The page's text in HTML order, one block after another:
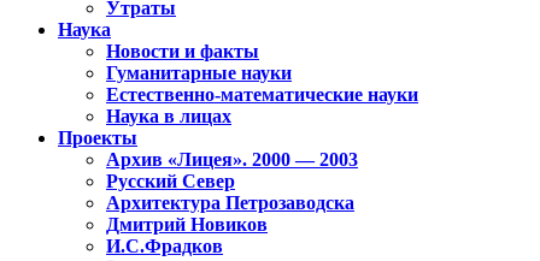
Утраты
Наука
Новости и факты
Гуманитарные науки
Естественно-математические науки
Наука в лицах
Проекты
Архив «Лицея». 2000 — 2003
Русский Север
Архитектура Петрозаводска
Дмитрий Новиков
И.С.Фрадков